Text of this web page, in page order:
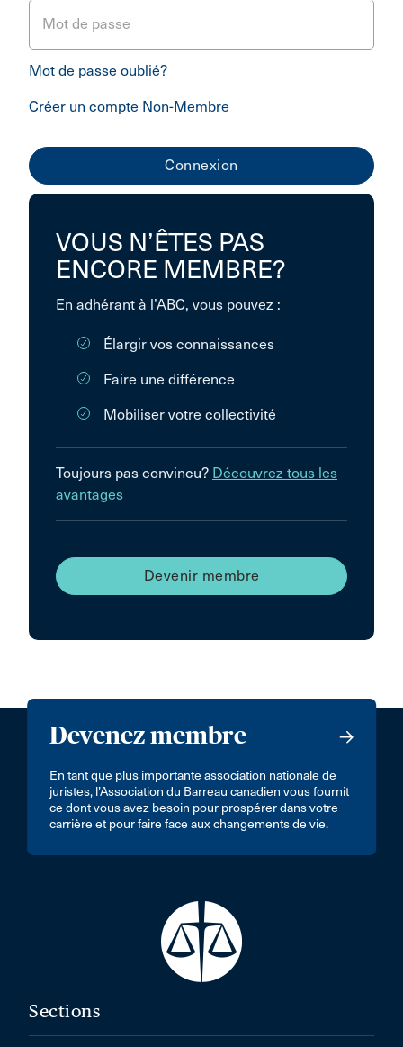
Mot de passe
Mot de passe oublié?
Créer un compte Non-Membre
VOUS N’ÊTES PAS
ENCORE MEMBRE?
En adhérant à l’ABC, vous pouvez :
Élargir vos connaissances
Faire une différence
Mobiliser votre collectivité
Toujours pas convincu? Découvrez tous les
avantages
Devenir membre
Devenez membre
En tant que plus importante association nationale de
juristes, l’Association du Barreau canadien vous fournit
ce dont vous avez besoin pour prospérer dans votre
carrière et pour faire face aux changements de vie.
Sections